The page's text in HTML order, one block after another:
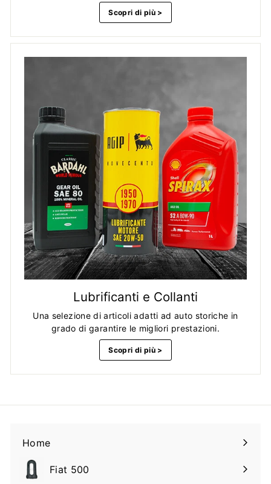
Scopri di più >
Lubrificanti e Collanti
Una selezione di articoli adatti ad auto storiche in
grado di garantire le migliori prestazioni.
Scopri di più >
Home
Fiat 500
Espandi